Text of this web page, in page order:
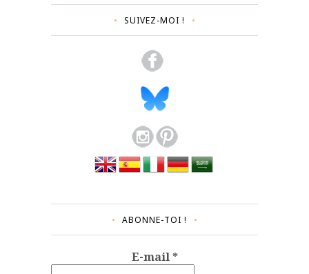
SUIVEZ-MOI !
ABONNE-TOI !
E-mail*